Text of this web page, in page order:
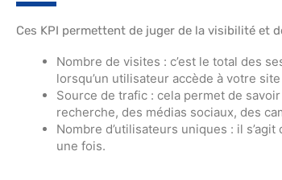
Ces KPI permettent de juger de la visibilité et
Nombre de visites : c’est le total des
lorsqu’un utilisateur accède à votre
Source de trafic : cela permet de
recherche, des médias sociaux, des
Nombre d’utilisateurs uniques : il
une fois.